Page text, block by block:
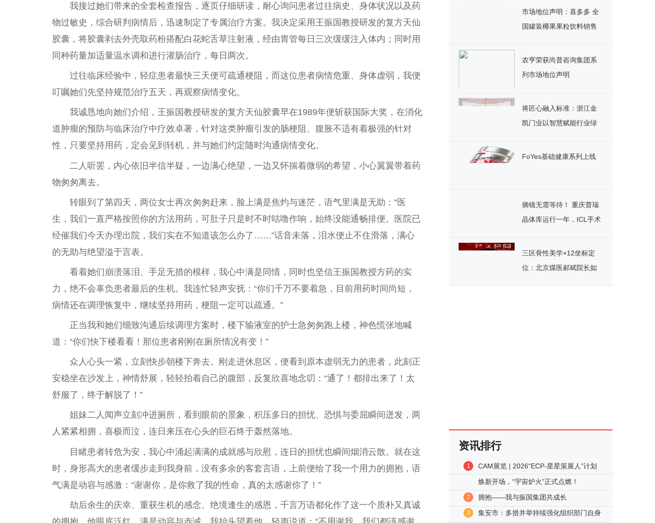
我接过她们带来的全套检查报告，逐页仔细研读，耐心询问患者过往病史、身体状况以及药
物过敏史，综合研判病情后，迅速制定了专属治疗方案。我决定采用王振国教授研发的复方天仙
胶囊，将胶囊剥去外壳取药粉搭配白花蛇舌草注射液，经由胃管每日三次缓缓注入体内；同时用
同种药量加适量温水调和进行灌肠治疗，每日两次。
过往临床经验中，轻症患者最快三天便可疏通梗阻，而这位患者病情危重、身体虚弱，我便
叮嘱她们先坚持规范治疗五天，再观察病情变化。
我诚恳地向她们介绍，王振国教授研发的复方天仙胶囊早在1989年便斩获国际大奖，在消化
道肿瘤的预防与临床治疗中疗效卓著，针对这类肿瘤引发的肠梗阻、腹胀不适有着极强的针对
性，只要坚持用药，定会见到转机，并与她们约定随时沟通病情变化。
二人听罢，内心依旧半信半疑，一边满心绝望，一边又怀揣着微弱的希望，小心翼翼带着药
物匆匆离去。
转眼到了第四天，两位女士再次匆匆赶来，脸上满是焦灼与迷茫，语气里满是无助：“医
生，我们一直严格按照你的方法用药，可肚子只是时不时咕噜作响，始终没能通畅排便。医院已
经催我们今天办理出院，我们实在不知道该怎么办了……”话音未落，泪水便止不住滑落，满心
的无助与绝望溢于言表。
看着她们崩溃落泪、手足无措的模样，我心中满是同情，同时也坚信王振国教授方药的实
力，绝不会辜负患者最后的生机。我连忙轻声安抚：“你们千万不要着急，目前用药时间尚短，
病情还在调理恢复中，继续坚持用药，梗阻一定可以疏通。”
正当我和她们细致沟通后续调理方案时，楼下输液室的护士急匆匆跑上楼，神色慌张地喊
道：“你们快下楼看看！那位患者刚刚在厕所情况有变！”
众人心头一紧，立刻快步朝楼下奔去。刚走进休息区，便看到原本虚弱无力的患者，此刻正
安稳坐在沙发上，神情舒展，轻轻拍着自己的腹部，反复欣喜地念叨：“通了！都排出来了！太
舒服了，终于解脱了！”
姐妹二人闻声立刻冲进厕所，看到眼前的景象，积压多日的担忧、恐惧与委屈瞬间迸发，两
人紧紧相拥，喜极而泣，连日来压在心头的巨石终于轰然落地。
目睹患者转危为安，我心中涌起满满的成就感与欣慰，连日的担忧也瞬间烟消云散。就在这
时，身形高大的患者缓步走到我身前，没有多余的客套言语，上前便给了我一个用力的拥抱，语
气满是动容与感激：“谢谢你，是你救了我的性命，真的太感谢你了！”
劫后余生的庆幸、重获生机的感念、绝境逢生的感恩，千言万语都化作了这一个质朴又真诚
市场地位声明：喜多多 全
国罐装椰果果粒饮料销售
农亨荣获尚普咨询集团系
列市场地位声明
将匠心融入标准：浙江金
凯门业以智慧赋能行业绿
FoYes基础健康系列上线
摘镜无需等待！ 重庆普瑞
晶体库运行一年，ICL手术
三区骨性美学+12坐标定
位：北京煤医郝斌院长如
资讯排行
1
CAM展览 | 2026“ECP-星星策展人”计划
焕新开场，“宇宙炉火”正式点燃！
2 拥抱——我与振国集团共成长
3
集安市：多措并举持续强化组织部门自身